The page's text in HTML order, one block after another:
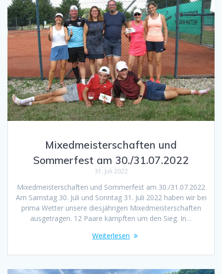
Mixedmeisterschaften und
Sommerfest am 30./31.07.2022
31. Juli 2022
Mixedmeisterschaften und Sommerfest am 30./31.07.2022
Am Samstag 30. Juli und Sonntag 31. Juli 2022 haben wir bei
prima Wetter unsere diesjährigen Mixedmeisterschaften
ausgetragen. 12 Paare kämpften um den Sieg. In…
Weiterlesen